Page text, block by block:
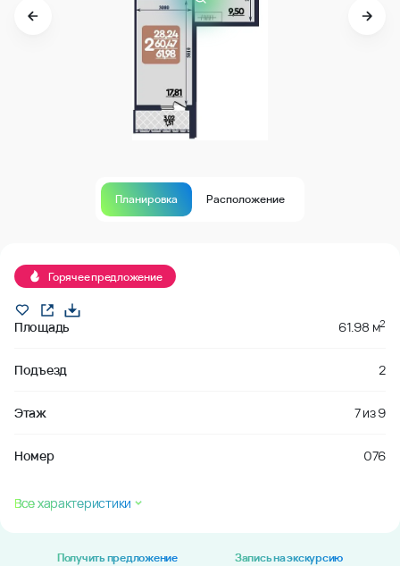
Планировка Расположение
Горячее предложение
Площадь 61.98 м2
Подъезд 2
Этаж 7из9
Номер 076
Все характеристики
Получить предложение Запись на экскурсию